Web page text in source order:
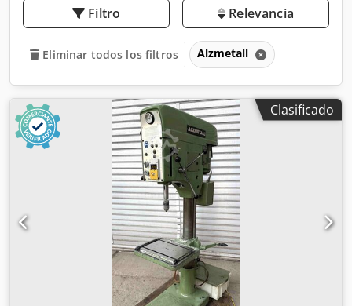
Filtro Relevancia
Eliminar todos los filtros Alzmetall
Clasificado